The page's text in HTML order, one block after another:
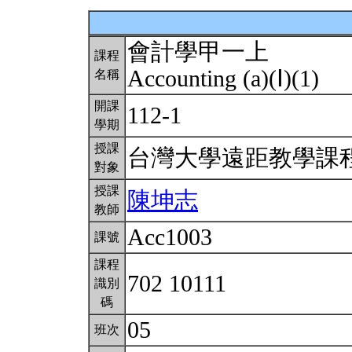
課程
名稱
會計學甲一上
Accounting (a)(Ⅰ)(1)
開課
學期
112-1
授課
對象
台灣大學遠距教學
授課
教師
陳坤志
課號 Acc1003
課程
識別
碼
702 10111
班次
05